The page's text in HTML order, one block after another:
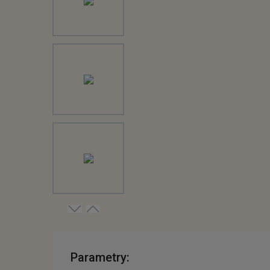
Parametry: